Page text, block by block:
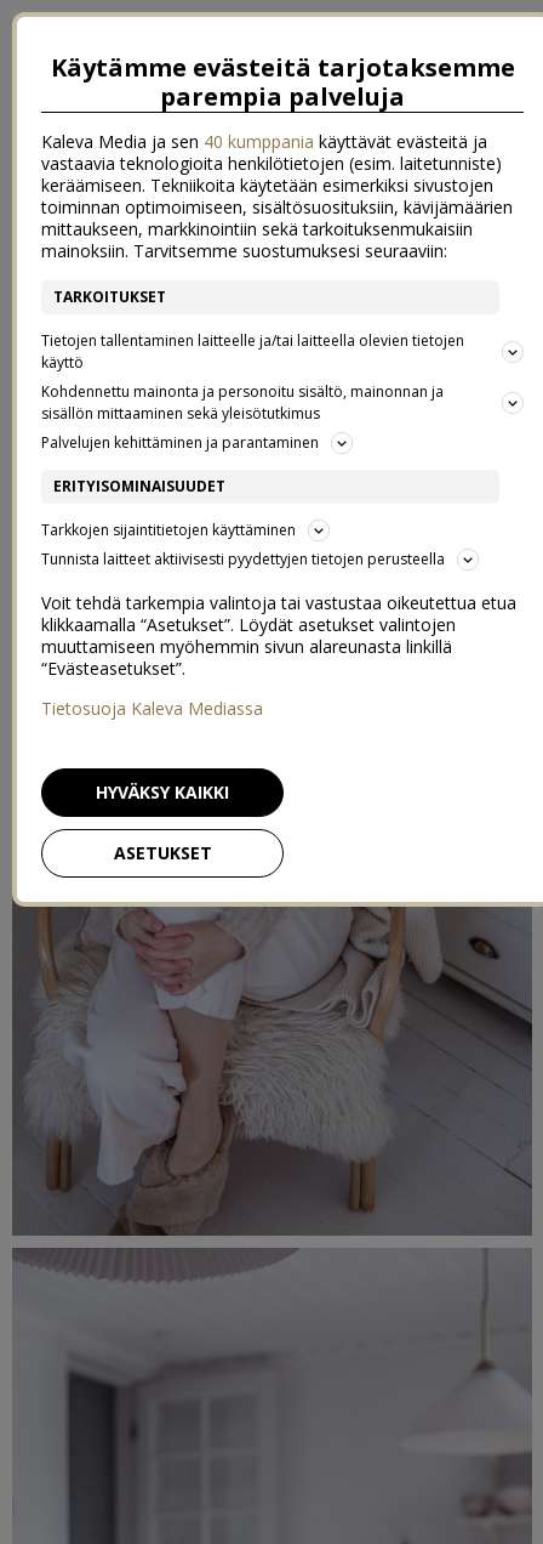
syksy muutti kasvihuoneeseen
HOPEAREUNUKSIA
28.9.2021
Käytämme evästeitä tarjotaksemme
parempia palveluja
Kaleva Media ja sen 40 kumppania käyttävät evästeitä ja
vastaavia teknologioita henkilötietojen (esim. laitetunniste)
keräämiseen. Tekniikoita käytetään esimerkiksi sivustojen
toiminnan optimoimiseen, sisältösuosituksiin, kävijämäärien
mittaukseen, markkinointiin sekä tarkoituksenmukaisiin
mainoksiin. Tarvitsemme suostumuksesi seuraaviin:
TARKOITUKSET
Tietojen tallentaminen laitteelle ja/tai laitteella olevien tietojen
käyttö
Kohdennettu mainonta ja personoitu sisältö, mainonnan ja
sisällön mittaaminen sekä yleisötutkimus
Palvelujen kehittäminen ja parantaminen
ERITYISOMINAISUUDET
Tarkkojen sijaintitietojen käyttäminen
Tunnista laitteet aktiivisesti pyydettyjen tietojen perusteella
Voit tehdä tarkempia valintoja tai vastustaa oikeutettua etua
klikkaamalla “Asetukset”. Löydät asetukset valintojen
muuttamiseen myöhemmin sivun alareunasta linkillä
“Evästeasetukset”.
Tietosuoja Kaleva Mediassa
ASETUKSET
HYVÄKSY KAIKKI